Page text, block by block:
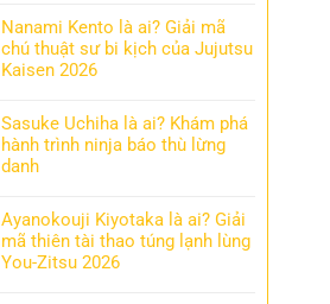
Nanami Kento là ai? Giải mã
chú thuật sư bi kịch của Jujutsu
Kaisen 2026
Sasuke Uchiha là ai? Khám phá
hành trình ninja báo thù lừng
danh
Ayanokouji Kiyotaka là ai? Giải
mã thiên tài thao túng lạnh lùng
You-Zitsu 2026